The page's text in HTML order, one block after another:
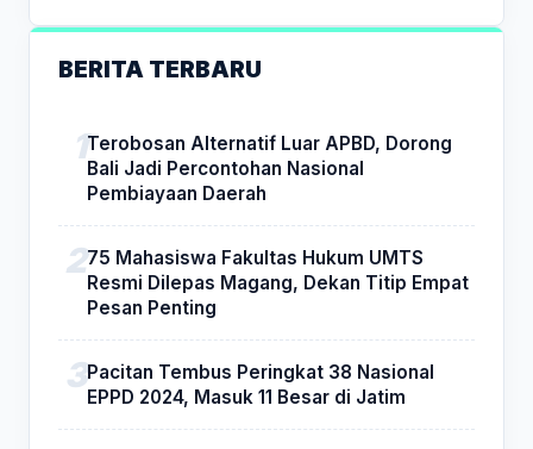
BERITA TERBARU
Terobosan Alternatif Luar APBD, Dorong
Bali Jadi Percontohan Nasional
Pembiayaan Daerah
75 Mahasiswa Fakultas Hukum UMTS
Resmi Dilepas Magang, Dekan Titip Empat
Pesan Penting
Pacitan Tembus Peringkat 38 Nasional
EPPD 2024, Masuk 11 Besar di Jatim